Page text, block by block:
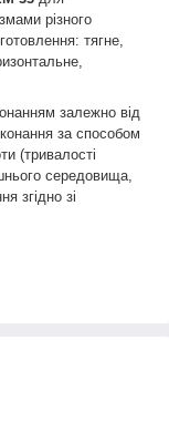
різного
тягне,
залежно від
за способом
(тривалості
середовища,
згідно зі